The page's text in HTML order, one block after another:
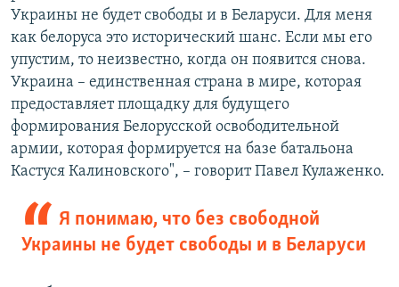
Украины не будет свободы и в Беларуси. Для меня
как белоруса это исторический шанс. Если мы его
упустим, то неизвестно, когда он появится снова.
Украина – единственная страна в мире, которая
предоставляет площадку для будущего
формирования Белорусской освободительной
армии, которая формируется на базе батальона
Кастуся Калиновского", – говорит Павел Кулаженко.
Я понимаю, что без свободной
Украины не будет свободы и в Беларуси